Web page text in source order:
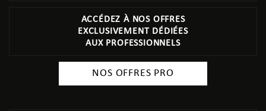
ACCÉDEZ À NOS OFFRES
EXCLUSIVEMENT DÉDIÉES
AUX PROFESSIONNELS
NOS OFFRES PRO